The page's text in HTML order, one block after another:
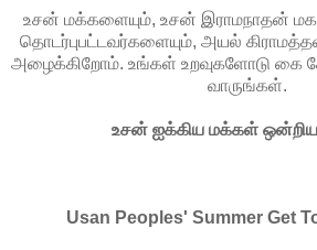
உசன் மக்களையும், உசன் இராமநாதன்
தொடர்புபட்டவர்களையும், அயல்
அழைக்கிறோம். உங்கள் உறவுகளோடு கை
வாருங்கள்.
உசன் ஐக்கிய மக்கள்
Usan Peoples' Summer Get